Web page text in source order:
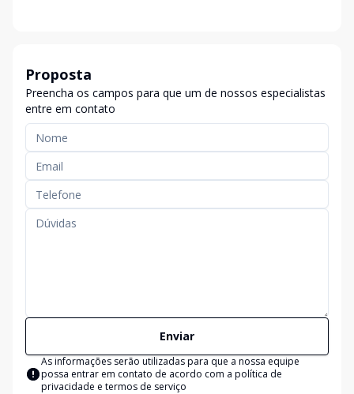
Proposta
Preencha os campos para que um de nossos especialistas
entre em contato
Enviar
As informações serão utilizadas para que a nossa equipe
possa entrar em contato de acordo com a política de
privacidade e termos de serviço